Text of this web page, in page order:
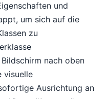
und
um sich auf die
zu
nach oben
visuelle
Ausrichtung an